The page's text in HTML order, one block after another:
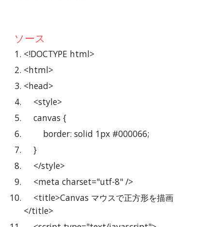
ソース
<!DOCTYPE html>
<html>
<head>
    <style>
    canvas {
        border: solid 1px #000066;
    }
    </style>
    <meta charset="utf-8" />
</title>